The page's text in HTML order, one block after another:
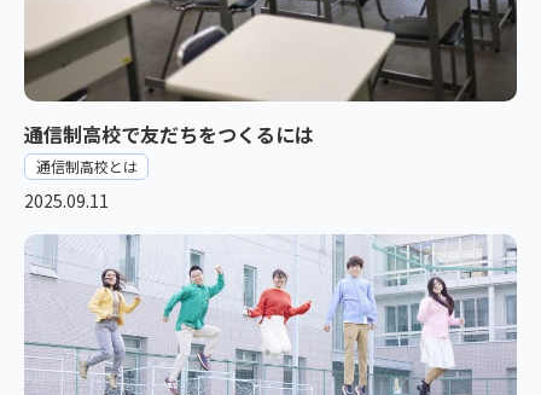
通信制高校で友だちをつくるには
通信制高校とは
2025.09.11